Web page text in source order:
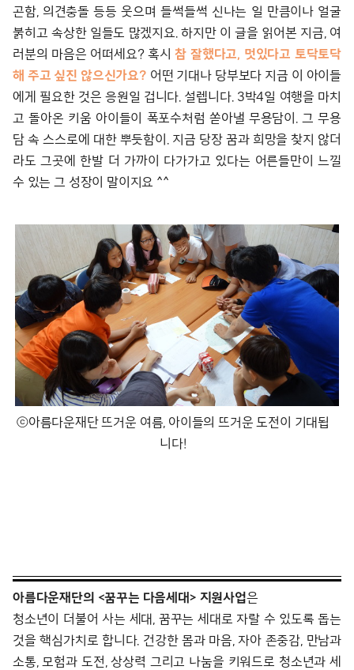
곤함, 의견충돌 등등 웃으며 들썩들썩 신나는 일 만큼이나 얼굴
붉히고 속상한 일들도 많겠지요. 하지만 이 글을 읽어본 지금, 여
러분의 마음은 어떠세요? 혹시참 잘했다고, 멋있다고 토닥토닥
해 주고 싶진 않으신가요? 어떤 기대나 당부보다 지금 이 아이들
에게 필요한 것은 응원일 겁니다. 설렙니다. 3박4일 여행을 마치
고 돌아온 키움 아이들이 폭포수처럼 쏟아낼 무용담이. 그 무용
담 속 스스로에 대한 뿌듯함이. 지금 당장 꿈과 희망을 찾지 않더
라도 그곳에 한발 더 가까이 다가가고 있다는 어른들만이 느낄
수 있는 그 성장이 말이지요 ^^
ⓒ아름다운재단 뜨거운 여름, 아이들의 뜨거운 도전이 기대됩
니다!
아름다운재단의 <꿈꾸는 다음세대> 지원사업은
청소년이 더불어 사는 세대, 꿈꾸는 세대로 자랄 수 있도록 돕는
것을 핵심가치로 합니다. 건강한 몸과 마음, 자아 존중감, 만남과
소통, 모험과 도전, 상상력 그리고 나눔을 키워드로 청소년과 세